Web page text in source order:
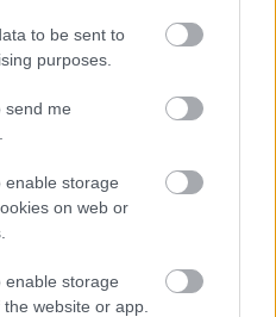
to be sent to
purposes.
send me
enable storage
on web or
enable storage
website or app.